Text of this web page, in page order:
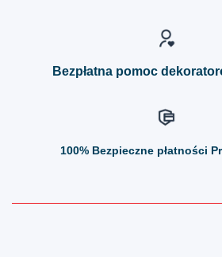
Bezpłatna pomoc
100% Bezpieczne płatności